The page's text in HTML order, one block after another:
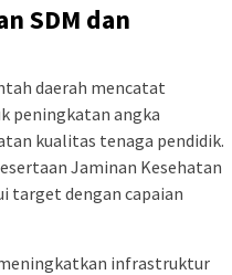
SDM dan
daerah mencatat
peningkatan angka
kualitas tenaga pendidik.
Jaminan Kesehatan
target dengan capaian
infrastruktur